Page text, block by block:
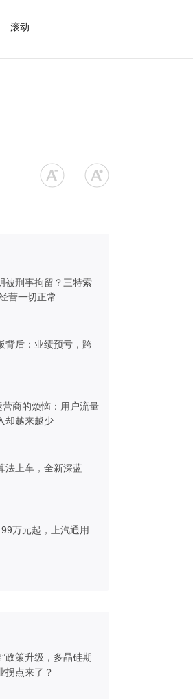
滚动
被刑事拘留？三特索
营一切正常
背后：业绩预亏，跨
商的烦恼：用户流量
却越来越少
法上车，全新深蓝
万元起，上汽通用
政策升级，多晶硅期
拐点来了？